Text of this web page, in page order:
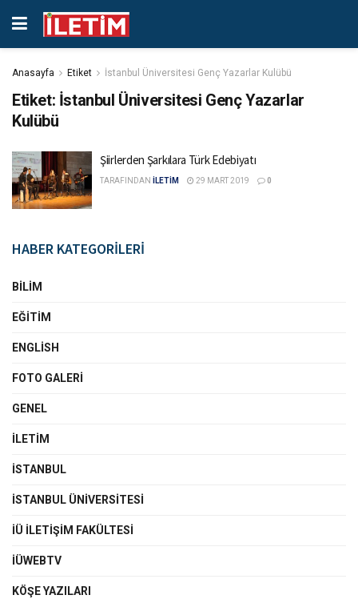
Anasayfa Etiket İstanbul Üniversitesi Genç Yazarlar Kulübü
Etiket: İstanbul Üniversitesi Genç Yazarlar
Kulübü
Şiirlerden Şarkılara Türk Edebiyatı
TARAFINDAN İLETİM 29 MART 2019 0
HABER KATEGORİLERİ
BILIM
EĞITIM
ENGLISH
FOTO GALERI
GENEL
İLETIM
İSTANBUL
İSTANBUL ÜNIVERSITESI
İÜ İLETIŞIM FAKÜLTESI
İÜWEBTV
KÖŞE YAZILARI